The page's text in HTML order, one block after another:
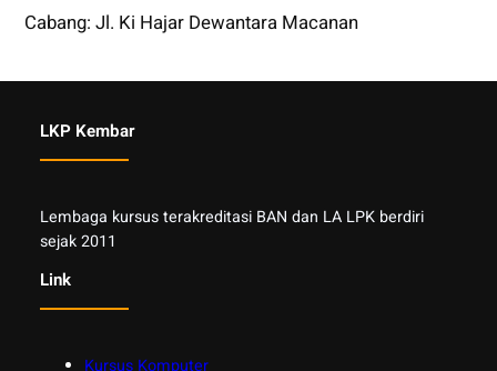
Cabang: Jl. Ki Hajar Dewantara Macanan
LKP Kembar
Lembaga kursus terakreditasi BAN dan LA LPK berdiri
sejak 2011
Link
Kursus Komputer